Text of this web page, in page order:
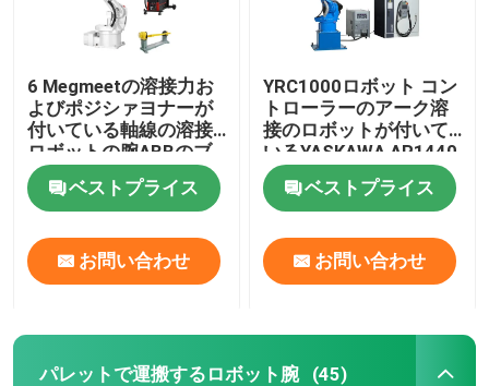
6 Megmeetの溶接力お
よびポジシァヨナーが
付いている軸線の溶接
ロボットの腕ABBのブ
ランドIRB 1520IDの溶
接ロボット
ベストプライス
お問い合わせ
YRC1000ロボット コン
トローラーのアーク溶
接のロボットが付いて
いるYASKAWA AR1440
6の軸線の自動溶接のロ
ボティック腕
ベストプライス
お問い合わせ
パレットで運搬するロボット腕 (45)